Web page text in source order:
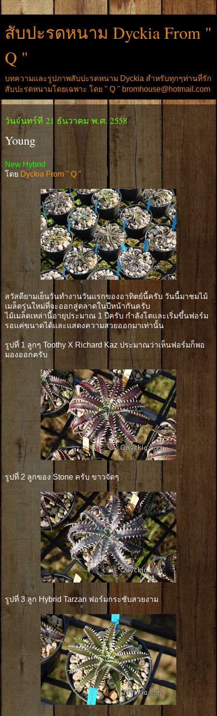
สับปะรดหนาม Dyckia From "
Q "
บทความและรูปภาพสับปะรดหนาม Dyckia สำหรับทุกๆท่านที่รัก
สับปะรดหนามโดยเฉพาะ โดย " Q " bromhouse@hotmail.com
วันจันทร์ที่ 21 ธันวาคม พ.ศ. 2558
Young
New Hybrid
โดย Dyckia From " Q "
สวัสดียามเย็นวันทำงานวันเเรกของอาทิตย์นี้ครับ วันนี้มาชมไม้
เมล็ดรุ่นใหม่ที่จะออกสู่ตลาดในปีหน้ากันครับ
ไม้เมล็ดเหล่านี้อายุประมาณ 1 ปีครับ กำลังโตเเละเริ่มขึ้นฟอร์ม
รอแค่ขนาดได้เเละเเสดงความสวยออกมาเท่านั้น
รูปที่ 1 ลูกๆ Toothy X Richard Kaz ประมาณว่าเห็นฟอร์มก็พอ
มองออกครับ
รูปที่ 2 ลูกของ Stone ครับ ขาวจัดๆ
รูปที่ 3 ลูก Hybrid Tarzan ฟอร์มกระชับสวยงาม